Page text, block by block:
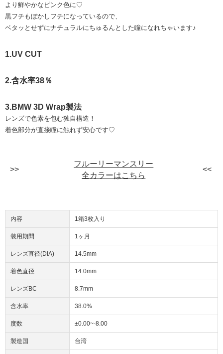
より鮮やかなピンク色に♡
黒フチもぼかしフチになっているので、
ベタッとせずにナチュラルにちゅるんとした瞳になれちゃいます♪
1.UV CUT
2.含水率38％
3.BMW 3D Wrap製法
レンズで色素を包む独自構造！
着色部分が直接瞳に触れず安心です♡
フルーリーマンスリー
全カラーはこちら
内容 1箱3枚入り
装用期間 1ヶ月
レンズ直径(DIA) 14.5mm
着色直径 14.0mm
レンズBC 8.7mm
含水率 38.0%
度数 ±0.00~-8.00
製造国 台湾